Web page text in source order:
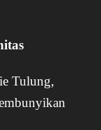
Tulung,